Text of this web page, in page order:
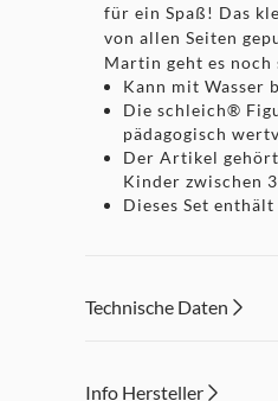
für ein Spaß! Das
von allen Seiten
Martin geht es noch
Kann mit Wasser
Die schleich®
pädagogisch
Der Artikel
Kinder zwischen
Dieses Set
Technische Daten
Info Hersteller